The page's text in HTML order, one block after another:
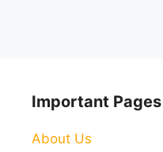
Important Pages
About Us